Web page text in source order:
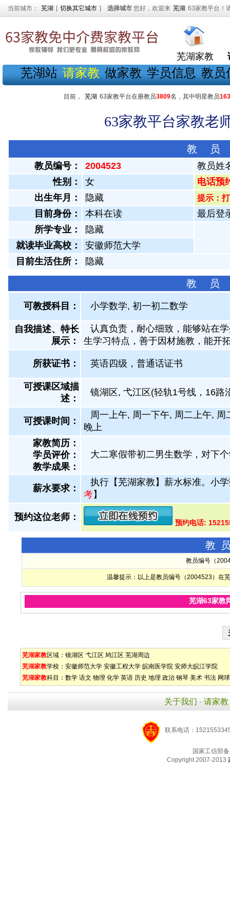
当前城市： 芜湖 [ 切换其它城市 ] 选择城市 您好，欢迎来 芜湖 63家教平台！
芜湖家教
芜湖站 请家教 做家教 学员信息 教员
目前， 芜湖 63家教平台在册教员3809名，其中明星教员163
63家教平台家教老
教 员
教员编号： 2004523
教员姓
性别：
女
电话预
出生年月：
隐藏 提示：
目前身份： 本科在读
最后登
所学专业：
隐藏
就读毕业高校：
安徽师范大学
目前生活住所：
隐藏
教 员
可教授科目： 小学数学, 初一初二数学
自我描述、特长
展示 ：
认真负责，耐心细致，能够站在
生学习特点，善于因材施教，能开
所获证书 ： 英语四级，普通话证书
可授课区域描
述：
镜湖区, 弋江区(轻轨1号线，16路
可授课时间：
周一上午, 周一下午, 周二上午,
晚上
家教简历：
学员评价：
教学成果：
大二寒假带初二男生数学，对下
薪水要求：
执行【芜湖家教】薪水标准。小
考】
预约这位老师：
预约电话:
教
教员编号（
温馨提示：以上是教员编号（2004523）在
芜湖63家教
芜湖家教区域： 镜湖区 弋江区 鸠江区 芜湖周边
芜湖家教学校： 安徽师范大学 安徽工程大学 皖南医学院 安师大皖江学院
芜湖家教科目： 数学 语文 物理 化学 英语 历史 地理 政治 钢琴 美术 书法 网球
关于我们 - 请家教
联系电话：
国家工信部
Copyright 2007-2013